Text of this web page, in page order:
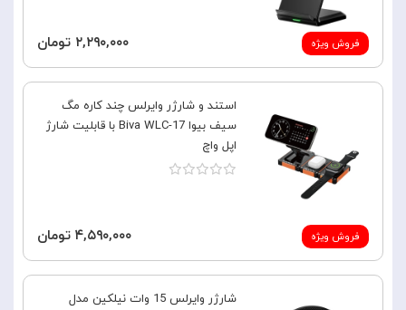
فروش ویژه ۲,۲۹۰,۰۰۰ تومان
فروش ویژه
استند و شارژر وایرلس چند کاره مگ
سیف بیوا Biva WLC-17 با قابلیت شارژ
اپل واچ
۴,۵۹۰,۰۰۰ تومان
شارژر وایرلس 15 وات نیلکین مدل